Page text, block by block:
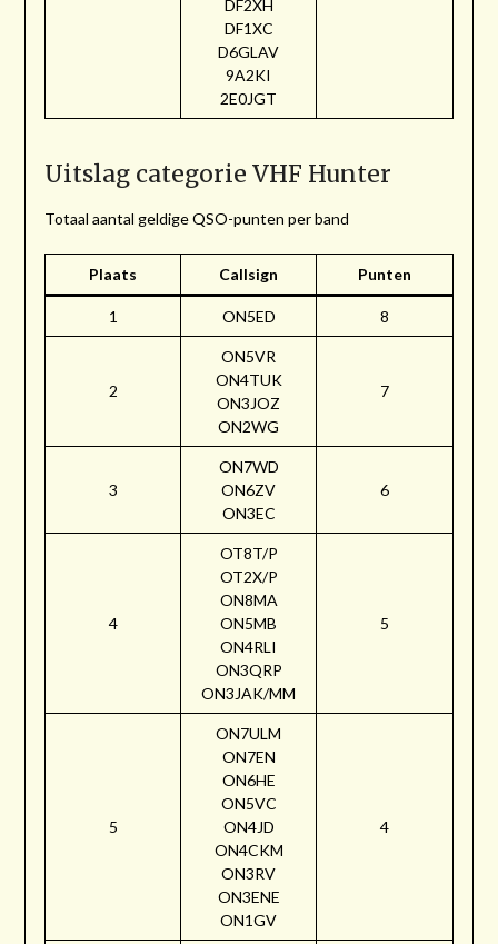
DF2XH
DF1XC
D6GLAV
9A2KI
2E0JGT
Uitslag categorie VHF Hunter
Totaal aantal geldige QSO-punten per band
Plaats Callsign Punten
1 ON5ED 8
2
ON5VR
ON4TUK
ON3JOZ
ON2WG
7
3
ON7WD
ON6ZV
ON3EC
6
4
OT8T/P
OT2X/P
ON8MA
ON5MB
ON4RLI
ON3QRP
ON3JAK/MM
5
5
ON7ULM
ON7EN
ON6HE
ON5VC
ON4JD
ON4CKM
ON3RV
ON3ENE
ON1GV
4